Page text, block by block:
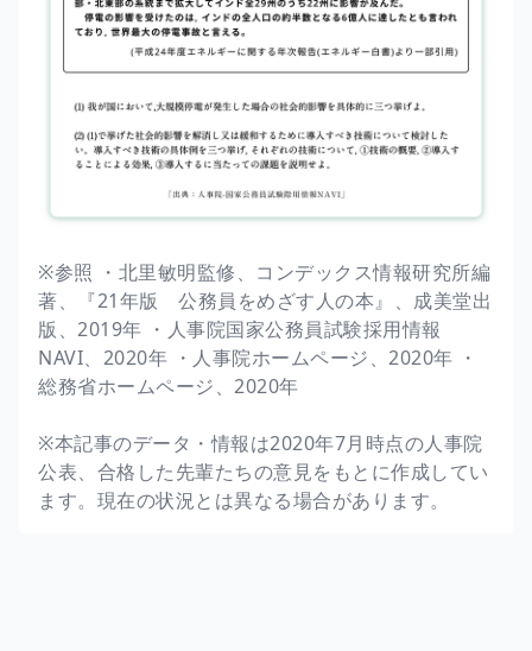
※参照 ・北里敏明監修、コンデックス情報研究所編
著、『21年版 公務員をめざす人の本』、成美堂出
版、2019年 ・人事院国家公務員試験採用情報
NAVI、2020年 ・人事院ホームページ、2020年 ・
総務省ホームページ、2020年
※本記事のデータ・情報は2020年7月時点の人事院
公表、合格した先輩たちの意見をもとに作成してい
ます。現在の状況とは異なる場合があります。